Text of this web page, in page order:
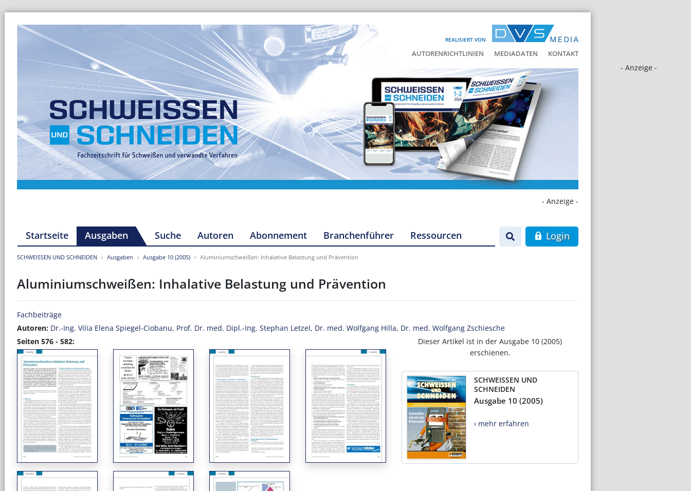
REALISIERT VON
AUTORENRICHTLINIEN MEDIADATEN KONTAKT
- Anzeige -
- Anzeige -
Startseite Ausgaben Suche Autoren Abonnement Branchenführer Ressourcen Login
SCHWEISSEN UND SCHNEIDEN Ausgaben Ausgabe 10 (2005) Aluminiumschweißen: Inhalative Belastung und Prävention
Aluminiumschweißen: Inhalative Belastung und Prävention
Fachbeiträge
Autoren: Dr.-Ing. Vilia Elena Spiegel-Ciobanu, Prof. Dr. med. Dipl.-Ing. Stephan Letzel, Dr. med. Wolfgang Hilla, Dr. med. Wolfgang Zschiesche
Seiten 576 - 582:
Dieser Artikel ist in der Ausgabe 10 (2005)
erschienen.
SCHWEISSEN UND
SCHNEIDEN
Ausgabe 10 (2005)
› mehr erfahren